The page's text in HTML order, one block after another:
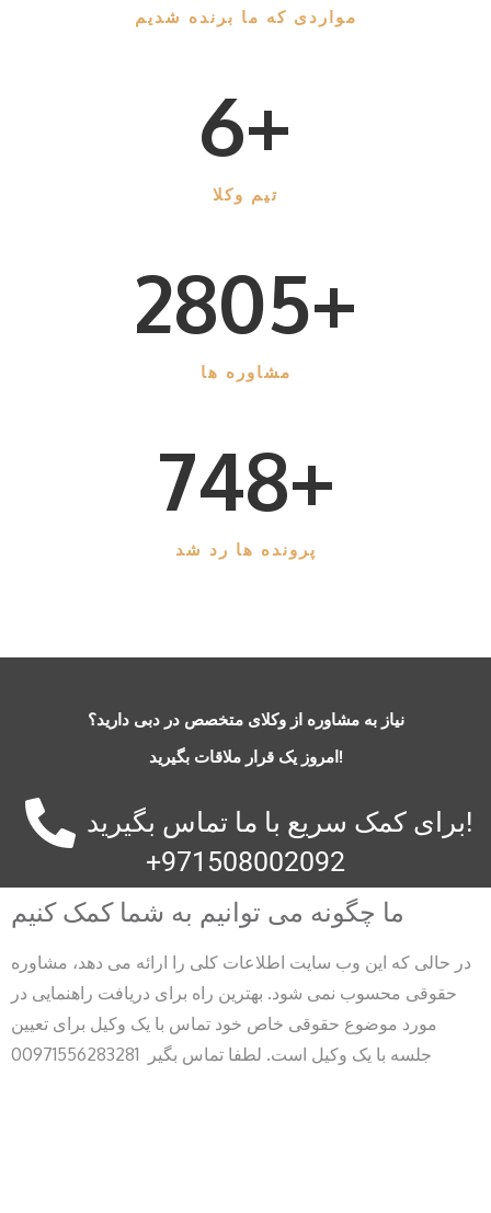
مواردی که ما برنده شدیم
9+
تیم وکلا
4170+
مشاوره ها
1112+
پرونده ها رد شد
نیاز به مشاوره از وکلای متخصص در دبی دارید؟
امروز یک قرار ملاقات بگیرید!
برای کمک سریع با ما تماس بگیرید!
+971508002092
ما چگونه می توانیم به شما کمک کنیم
در حالی که این وب سایت اطلاعات کلی را ارائه می دهد، مشاوره
حقوقی محسوب نمی شود. بهترین راه برای دریافت راهنمایی در
مورد موضوع حقوقی خاص خود تماس با یک وکیل برای تعیین
جلسه با یک وکیل است. لطفا تماس بگیر 00971556283281